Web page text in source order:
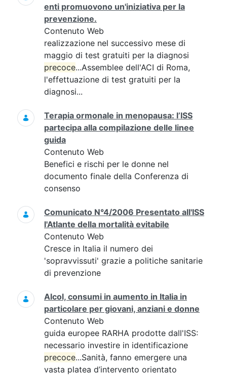
enti promuovono un'iniziativa per la
prevenzione.
Contenuto Web
realizzazione nel successivo mese di
maggio di test gratuiti per la diagnosi
precoce...Assemblee dell'ACI di Roma,
l'effettuazione di test gratuiti per la
diagnosi...
Terapia ormonale in menopausa: l’ISS
partecipa alla compilazione delle linee
guida
Contenuto Web
Benefici e rischi per le donne nel
documento finale della Conferenza di
consenso
Comunicato N°4/2006 Presentato all'ISS
l'Atlante della mortalità evitabile
Contenuto Web
Cresce in Italia il numero dei
'sopravvissuti' grazie a politiche sanitarie
di prevenzione
Alcol, consumi in aumento in Italia in
particolare per giovani, anziani e donne
Contenuto Web
guida europee RARHA prodotte dall'ISS:
necessario investire in identificazione
precoce...Sanità, fanno emergere una
vasta platea d’intervento orientato